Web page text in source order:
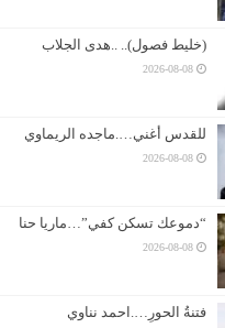
(خليط فصول).. ..هدى الجلاب
2026-08-08
للقدس أغني….ماجده الريماوي
2026-08-08
“دموعك تسكن كفي”…ماريا حنا
2026-08-08
فتنةُ الحورِ….احمد نناوي